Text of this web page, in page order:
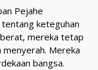
Pejahe
keteguhan
berat, mereka tetap
menyerah. Mereka
bangsa.